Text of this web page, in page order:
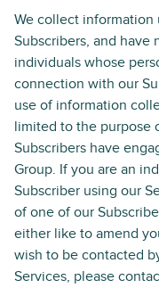
We collect
Subscribers, and
individuals whose
connection with our
use of information
limited to the purpose
Subscribers have
Group. If you are an
Subscriber using our
of one of our
either like to amend
wish to be contacted
Services, please